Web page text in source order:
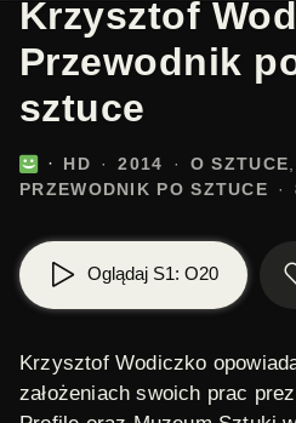
Krzysztof
Przewodnik
sztuce
HD 2014
O SZTUCE
PRZEWODNIK PO SZTUCE
Oglądaj S1: O20
Krzysztof Wodiczko
założeniach swoich prac